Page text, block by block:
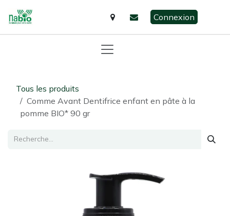
Connexion
Tous les produits
Comme Avant Dentifrice enfant en pâte à la
pomme BIO* 90 gr